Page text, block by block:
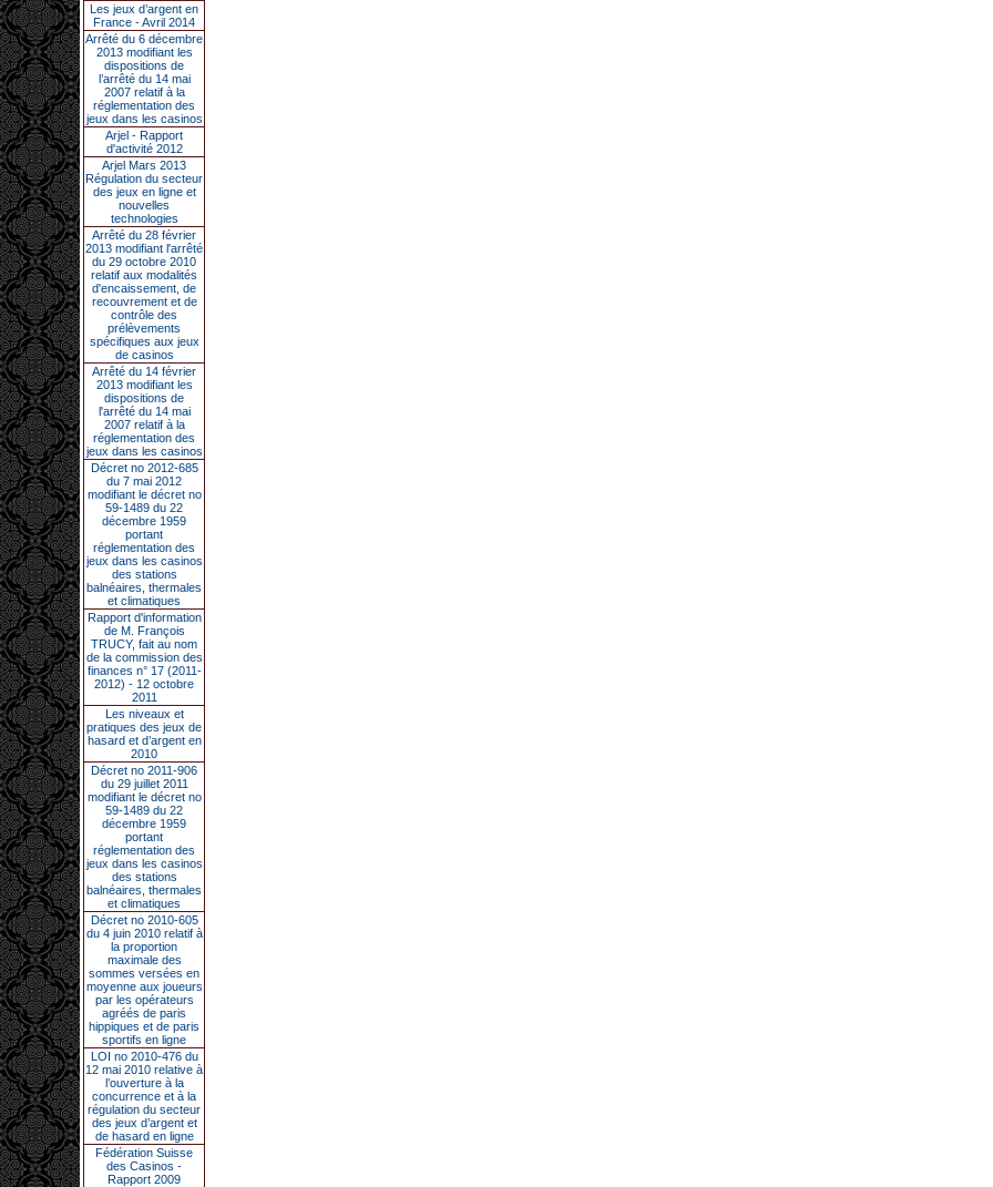
Les jeux d’argent en
France - Avril 2014
Arrêté du 6 décembre
2013 modifiant les
dispositions de
l’arrêté du 14 mai
2007 relatif à la
réglementation des
jeux dans les casinos
Arjel - Rapport
d'activité 2012
Arjel Mars 2013
Régulation du secteur
des jeux en ligne et
nouvelles
technologies
Arrêté du 28 février
2013 modifiant l'arrêté
du 29 octobre 2010
relatif aux modalités
d'encaissement, de
recouvrement et de
contrôle des
prélèvements
spécifiques aux jeux
de casinos
Arrêté du 14 février
2013 modifiant les
dispositions de
l'arrêté du 14 mai
2007 relatif à la
réglementation des
jeux dans les casinos
Décret no 2012-685
du 7 mai 2012
modifiant le décret no
59-1489 du 22
décembre 1959
portant
réglementation des
jeux dans les casinos
des stations
balnéaires, thermales
et climatiques
Rapport d'information
de M. François
TRUCY, fait au nom
de la commission des
finances n° 17 (2011-
2012) - 12 octobre
2011
Les niveaux et
pratiques des jeux de
hasard et d’argent en
2010
Décret no 2011-906
du 29 juillet 2011
modifiant le décret no
59-1489 du 22
décembre 1959
portant
réglementation des
jeux dans les casinos
des stations
balnéaires, thermales
et climatiques
Décret no 2010-605
du 4 juin 2010 relatif à
la proportion
maximale des
sommes versées en
moyenne aux joueurs
par les opérateurs
agréés de paris
hippiques et de paris
sportifs en ligne
LOI no 2010-476 du
12 mai 2010 relative à
l’ouverture à la
concurrence et à la
régulation du secteur
des jeux d’argent et
de hasard en ligne
Fédération Suisse
des Casinos -
Rapport 2009